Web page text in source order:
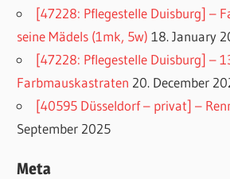
[47228: Pflegestelle Duisburg] –
seine Mädels (1mk, 5w) 18. January
[47228: Pflegestelle Duisburg] –
Farbmauskastraten 20. December
[40595 Düsseldorf – privat] –
September 2025
Meta